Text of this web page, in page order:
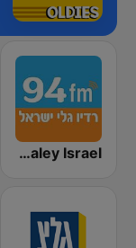
Radio Galey Israel (רדיו גלי ישראל)